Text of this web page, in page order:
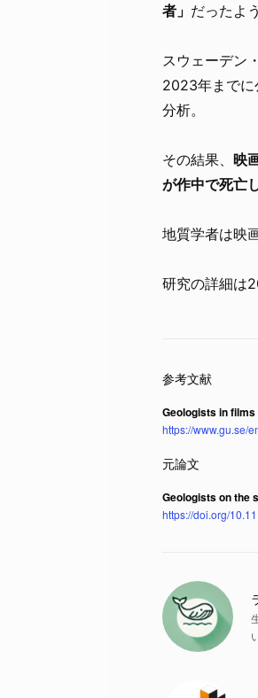
者」 だったよ
スウェーデン
2023年までに
分析。
その結果、 映
が作中で死亡
地質学者は映
研究の詳細は
Geologists in
https://www.gu.se/
Geologists on the
https://doi.org/